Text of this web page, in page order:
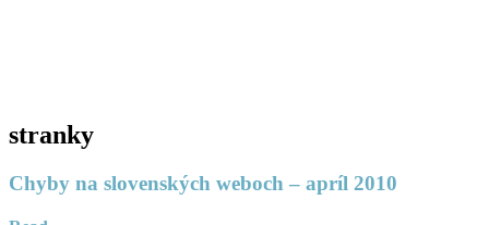
stranky
Chyby na slovenských weboch – apríl 2010